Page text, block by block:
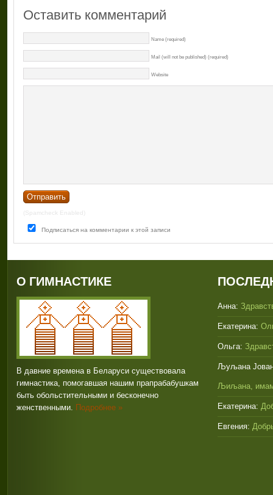
Оставить комментарий
Name (required)
Mail (will not be published) (required)
Website
(Spamcheck Enabled)
Подписаться на комментарии к этой записи
О ГИМНАСТИКЕ
В давние времена в Беларуси существовала
гимнастика, помогавшая нашим прапрабабушкам
быть обольстительными и бесконечно
женственными. Подробнее »
Анна:
Екатерина:
Ольга:
Љуљана
Љиљана,
Екатерина:
Евгения: